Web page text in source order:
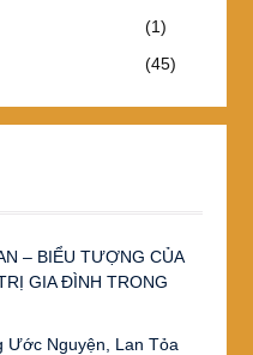
(1)
(45)
– BIỂU TƯỢNG CỦA
GIA ĐÌNH TRONG
Ước Nguyện, Lan Tỏa